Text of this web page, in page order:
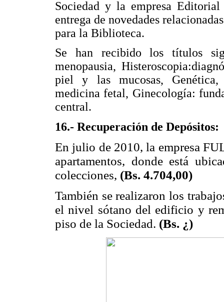
Sociedad y la empresa
entrega de novedades
para la Biblioteca.
Se han recibido los títulos
menopausia,
piel y las mucosas,
medicina fetal, Ginecología:
central.
16.- Recuperación de Depósitos:
En julio de 2010, la empresa
apartamentos, donde está
colecciones, (Bs. 4.704,00)
También se realizaron los
el nivel sótano del edificio y
piso de la Sociedad. (Bs. ¿)